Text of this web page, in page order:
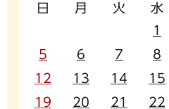
日 月 火 水
1
5
6 7 8
12
13 14 15
19
20 21 22